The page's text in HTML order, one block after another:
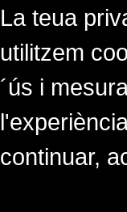
La teua
utilitzem
´ús i
continuar,